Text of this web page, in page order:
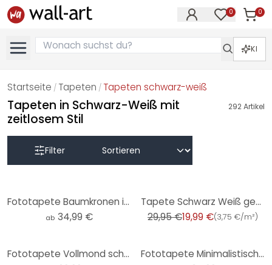
0 0
KI
Startseite / Tapeten /Tapeten schwarz-weiß
Tapeten in Schwarz-Weiß mit
zeitlosem Stil
292Artikel
Filter
Fototapete Baumkronen im Himmel
ab 34,99 €
Tapete Schwarz Weiß gestreift Streifen Vliestapete Wohnzimmer Schlafzimmer Flur von A.S. Création
29,95 €19,99 €(3,75 €/m²)
Fototapete Vollmond schwarz-weiß - Rund - Selbstklebend/Vlies Fototapete Minimalistischer Baum in ruhiger Landschaft | Natur Tapete - Flour - Rund - Selbstklebend